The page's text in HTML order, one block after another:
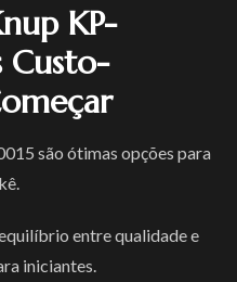
KP-
Custo-
são ótimas opções para
entre qualidade e
iniciantes.